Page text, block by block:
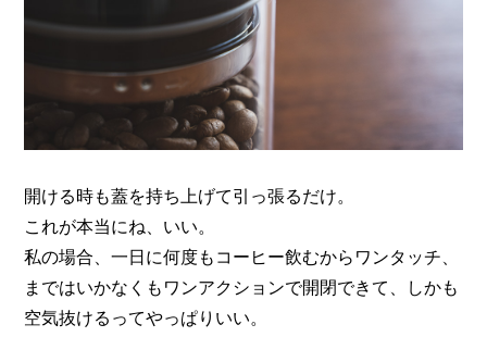
開ける時も蓋を持ち上げて引っ張るだけ。
これが本当にね、いい。
私の場合、一日に何度もコーヒー飲むからワンタッチ、
まではいかなくもワンアクションで開閉できて、
しかも
空気抜けるってやっぱりいい。